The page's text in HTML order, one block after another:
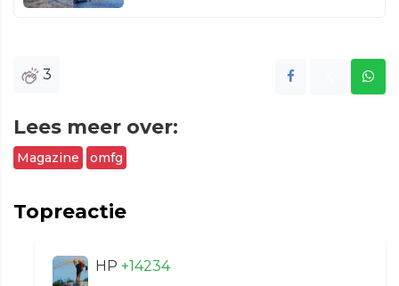
3
Lees meer over:
Magazine omfg
Topreactie
HP +14234